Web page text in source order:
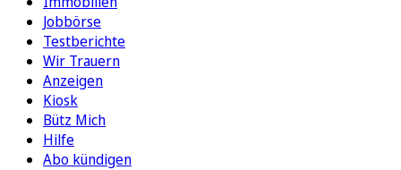
Jobbörse
Testberichte
Wir Trauern
Anzeigen
Kiosk
Bütz Mich
Hilfe
Abo kündigen